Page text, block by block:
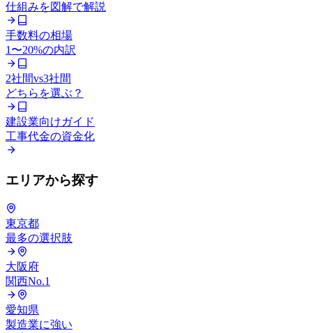
仕組みを図解で解説
手数料の相場
1〜20%の内訳
2社間vs3社間
どちらを選ぶ？
建設業向けガイド
工事代金の資金化
エリアから探す
東京都
最多の選択肢
大阪府
関西No.1
愛知県
製造業に強い